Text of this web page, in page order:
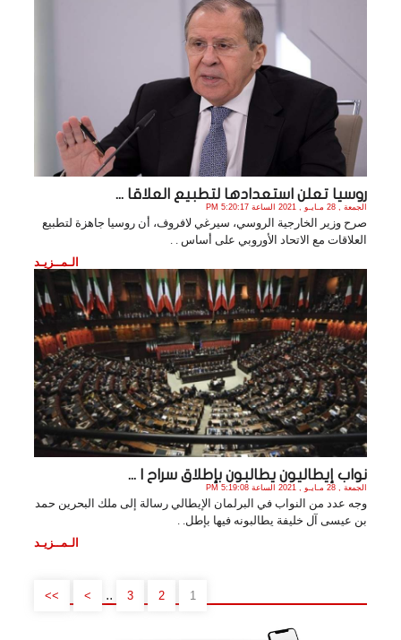
روسيا تعلن استعدادها لتطبيع العلاقا ...
الجمعة , 28 مـايـو , 2021 الساعة 5:20:17 PM
صرح وزير الخارجية الروسي، سيرغي لافروف، أن روسيا جاهزة لتطبيع
العلاقات مع الاتحاد الأوروبي على أساس . .
الـمــزيـد
نواب إيطاليون يطالبون بإطلاق سراح ا ...
الجمعة , 28 مـايـو , 2021 الساعة 5:19:08 PM
وجه عدد من النواب في البرلمان الإيطالي رسالة إلى ملك البحرين حمد
بن عيسى آل خليفة يطالبونه فيها بإطل. .
الـمــزيـد
1
2
3
..
>
>>